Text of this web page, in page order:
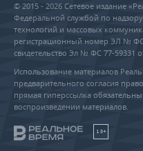
© 2015 - 2026 Сетевое издание
Федеральной службой по
технологий и массовых
регистрационный номер ЭЛ № ФС
свидетельство Эл № ФС 77-59331
Использование материалов
предварительного согласия
прямая гиперссылка
воспроизведении материалов.
18+